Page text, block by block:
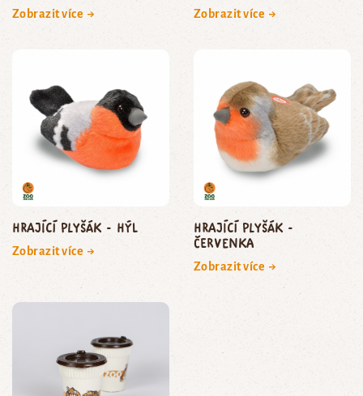
Zobrazit více → Zobrazit více →
Hrající plyšák - hýl
Zobrazit více →
Hrající plyšák -
červenka
Zobrazit více →